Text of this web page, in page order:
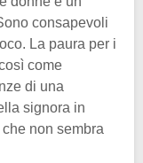
consapevoli
La paura per i
come
di una
signora in
non sembra